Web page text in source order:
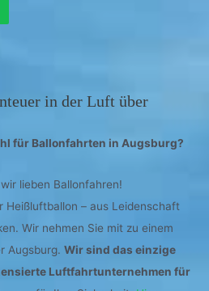
in der Luft über
für Ballonfahrten in Augsburg?
lieben Ballonfahren!
Heißluftballon – aus Leidenschaft
Wir nehmen Sie mit zu einem
Augsburg. Wir sind das einzige
Luftfahrtunternehmen für